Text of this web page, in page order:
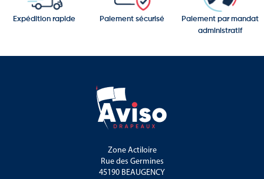
Expédition rapide Paiement sécurisé
Paiement par mandat
administratif
Zone Actiloire
Rue des Germines
45190 BEAUGENCY